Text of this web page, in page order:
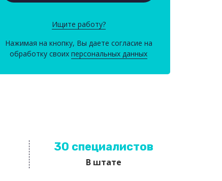
Ищите работу?
Нажимая на кнопку, Вы даете согласие на
обработку своихперсональных данных
30 специалистов
В штате